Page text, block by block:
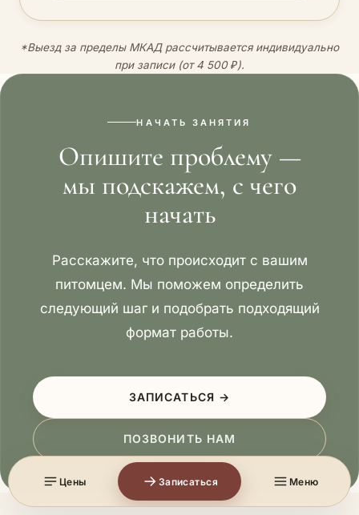
*Выезд за пределы МКАД рассчитывается индивидуально
при записи (от 4 500 ₽).
НАЧАТЬ ЗАНЯТИЯ
Опишите проблему —
мы подскажем, с чего
начать
Расскажите, что происходит с вашим
питомцем. Мы поможем определить
следующий шаг и подобрать подходящий
формат работы.
ЗАПИСАТЬСЯ →
ПОЗВОНИТЬ НАМ
Цены Записаться Меню